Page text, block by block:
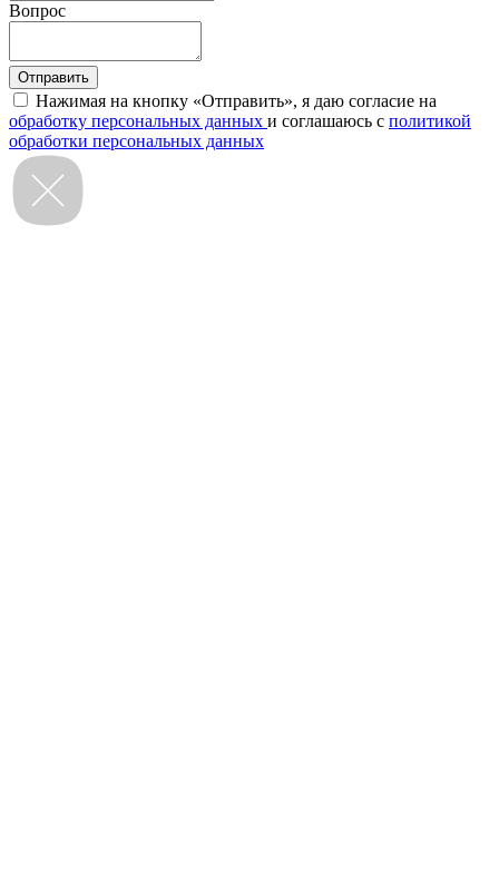
Вопрос
Нажимая на кнопку «Отправить», я даю согласие на
обработку персональных данных и соглашаюсь с политикой
обработки персональных данных